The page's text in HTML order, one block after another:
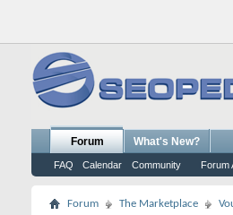
Forum
FAQ Calendar Community Forum
What's New?
Forum The Marketplace